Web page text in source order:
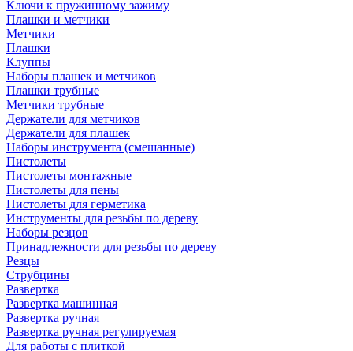
Ключи к пружинному зажиму
Плашки и метчики
Метчики
Плашки
Клуппы
Наборы плашек и метчиков
Плашки трубные
Метчики трубные
Держатели для метчиков
Держатели для плашек
Наборы инструмента (смешанные)
Пистолеты
Пистолеты монтажные
Пистолеты для пены
Пистолеты для герметика
Инструменты для резьбы по дереву
Наборы резцов
Принадлежности для резьбы по дереву
Резцы
Струбцины
Развертка
Развертка машинная
Развертка ручная
Развертка ручная регулируемая
Для работы с плиткой